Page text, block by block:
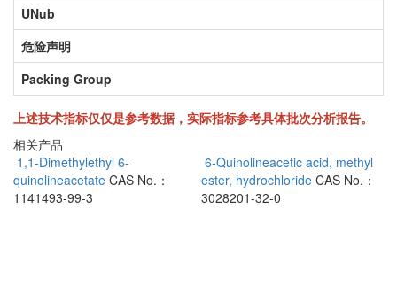
UNub
危险声明
Packing Group
上述技术指标仅仅是参考数据，实际指标参考具体批次分析报告。
相关产品
1,1-Dimethylethyl 6-
quinolineacetate CAS No.：
1141493-99-3
6-Quinolineacetic acid, methyl
ester, hydrochloride CAS No.：
3028201-32-0